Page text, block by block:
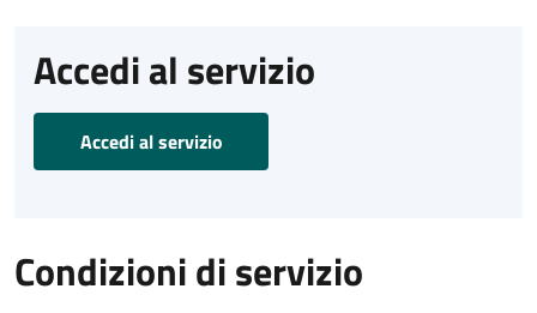
Accedi al servizio
Accedi al servizio
Condizioni di servizio